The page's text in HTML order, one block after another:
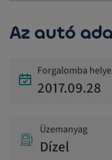
Az autó
Forgalomba
2017.09.28
Üzemanyag
Dízel